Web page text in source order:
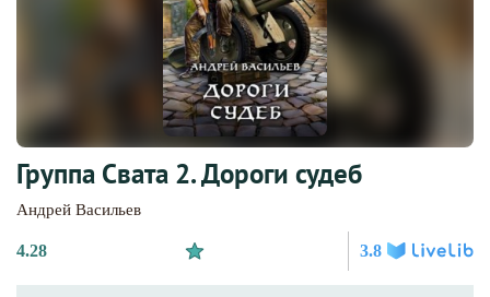
Группа Свата 2. Дороги судеб
Андрей Васильев
4.28 3.8